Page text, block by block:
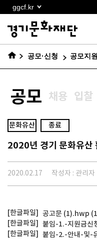
바로가기
ggcf.kr
공모·신청 공모지원
공모 채용 입찰
문화유산 종료
2020년 경기 문화유산
2020.02.17 작성자 : 관리자
공고문 (1).hwp
붙임-1.-지원금신
붙임-2.-안내-및-